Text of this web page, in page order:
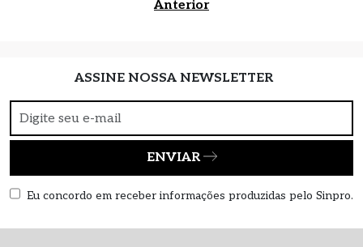
Anterior
ASSINE NOSSA NEWSLETTER
ENVIAR
Eu concordo em receber informações produzidas pelo Sinpro.